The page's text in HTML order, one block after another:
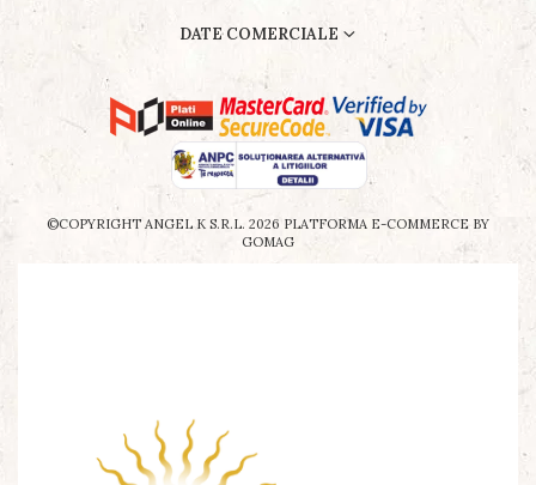
DATE COMERCIALE
©COPYRIGHT ANGEL K S.R.L. 2026 PLATFORMA E-COMMERCE BY
GOMAG